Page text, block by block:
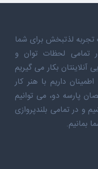
لذتبخش برای شما
و در تمامی لحظات توان و
بکار می گیریم
داریم با هنر کار
پارسه دو، می توانیم
و در تمامی بلندپروازی
بمانیم.